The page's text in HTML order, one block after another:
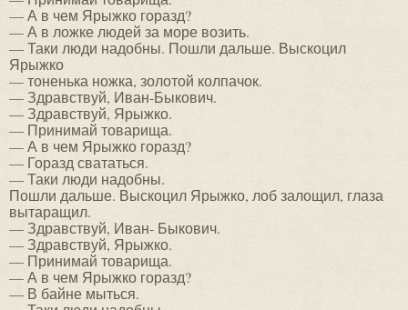
— А в чем Ярыжко горазд?
— А в ложке людей за море возить.
— Таки люди надобны. Пошли дальше. Выскоцил
Ярыжко
— тоненька ножка, золотой колпачок.
— Здравствуй, Иван-Быкович.
— Здравствуй, Ярыжко.
— Принимай товарища.
— А в чем Ярыжко горазд?
— Горазд свататься.
— Таки люди надобны.
Пошли дальше. Выскоцил Ярыжко, лоб залощил, глаза
вытаращил.
— Здравствуй, Иван- Быкович.
— Здравствуй, Ярыжко.
— Принимай товарища.
— А в чем Ярыжко горазд?
— В байне мыться.